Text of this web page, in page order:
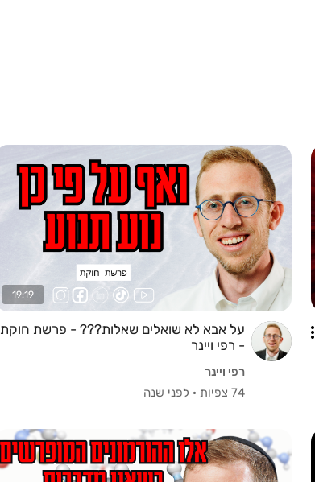
19:19
על אבא לא שואלים שאלות??? - פרשת חוקת
- רפי ויינר
רפי ויינר
74 צפיות
· לפני שנה